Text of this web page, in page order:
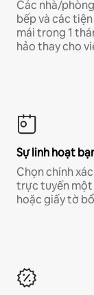
Các nhà/
bếp và các
mái trong 1
hảo thay cho
Sự linh hoạt
Chọn chính
trực tuyến một
hoặc giấy tờ